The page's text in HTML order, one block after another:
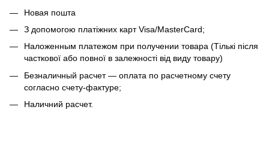
Новая пошта
З допомогою платіжних карт Visa/MasterCard;
Наложенным платежом при получении товара (Тількі після
часткової або повної в залежності від виду товару)
Безналичный расчет — оплата по расчетному счету
согласно счету-фактуре;
Наличний расчет.